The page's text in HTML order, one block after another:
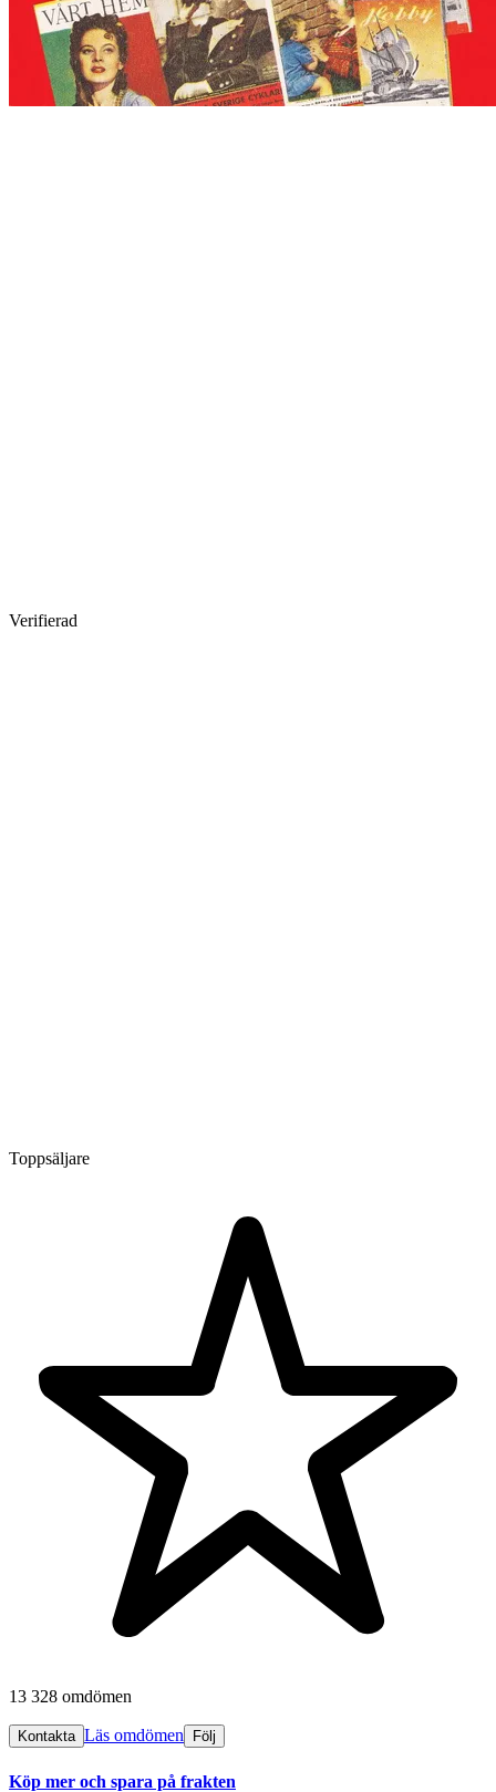
Verifierad
Toppsäljare
13 328 omdömen
Kontakta Läs omdömen Följ
Köp mer och spara på frakten